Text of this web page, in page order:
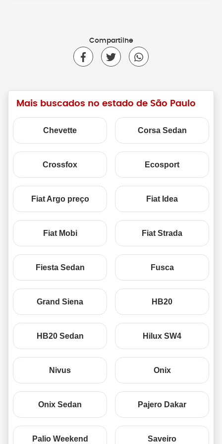
Compartilhe
Mais buscados no estado de São Paulo
Chevette Corsa Sedan
Crossfox Ecosport
Fiat Argo preço Fiat Idea
Fiat Mobi Fiat Strada
Fiesta Sedan Fusca
Grand Siena HB20
HB20 Sedan Hilux SW4
Nivus Onix
Onix Sedan Pajero Dakar
Palio Weekend Saveiro